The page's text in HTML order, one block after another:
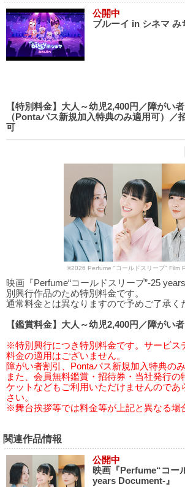
公開中
ブルーイ in シネマ み
【特別料金】大人～幼児2,400円／障がい
（Pontaパス新規加入特典のみ適用可）／
可
©2026 Perfume "コールドスリープ" Film
映画『Perfume“コールドスリープ”-25
別興行作品のため特別料金です。
通常料金とは異なりますので予めご了承く
【鑑賞料金】大人～幼児2,400円／障がい
※特別興行につき特別料金です。サービス
料金の適用はございません。
障がい者割引、Pontaパス新規加入特典の
また、会員無料鑑賞・招待券・当社発行の
ケットなどもご利用いただけませんのであ
さい。
※舞台挨拶等では料金等が上記と異なる場
関連作品情報
公開中
映画『Perfume“コー
years Document-』